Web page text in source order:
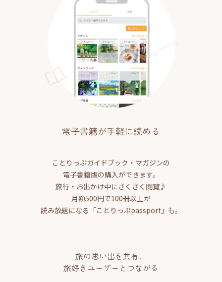
電子書籍が手軽に読める
ことりっぷガイドブック・マガジンの
電子書籍版の購入ができます。
旅行・お出かけ中にさくさく閲覧♪
月額500円で100冊以上が
読み放題になる「ことりっぷpassport」も。
旅の思い出を共有、
旅好きユーザーとつながる